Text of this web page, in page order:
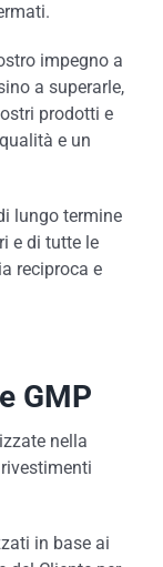
impegno a
a superarle,
prodotti e
e un
lungo termine
e di tutte le
reciproca e
GMP
nella
in base ai